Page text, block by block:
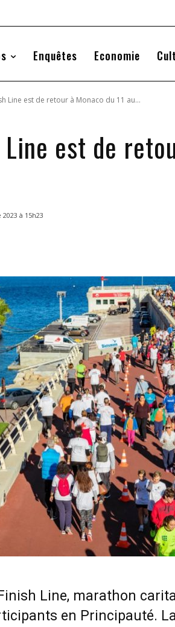
Enquêtes Economie
Line est de retour à Monaco du 11 au...
est de
à 15h23
Line, marathon
en Principauté.